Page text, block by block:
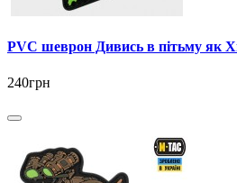
PVC шеврон Дивись в пітьму як
240грн